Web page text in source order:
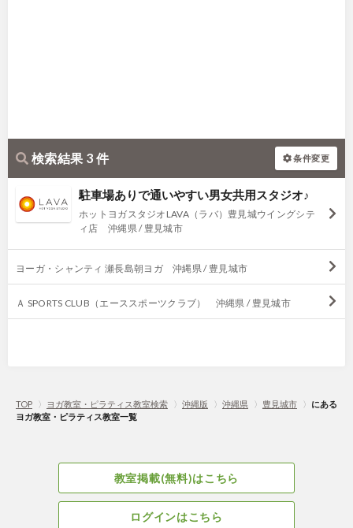
検索結果 3 件 条件変更
駐車場ありで通いやすい男女共用スタジオ♪
ホットヨガスタジオLAVA（ラバ）豊見城ウイングシテ
ィ店 沖縄県 / 豊見城市
ヨーガ・シャンティ 瀬長島朝ヨガ 沖縄県 / 豊見城市
Ａ SPORTS CLUB（エーススポーツクラブ） 沖縄県 / 豊見城市
TOP 〉 ヨガ教室・ピラティス教室検索 〉 沖縄版 〉 沖縄県 〉 豊見城市 〉 にある
ヨガ教室・ピラティス教室一覧
教室掲載(無料)はこちら
ログインはこちら